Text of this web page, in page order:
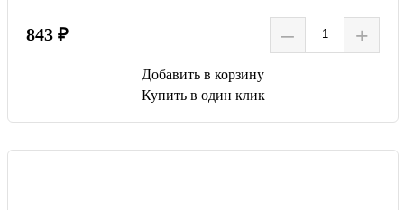
843 ₽ – +
Добавить в корзину
Купить в один клик